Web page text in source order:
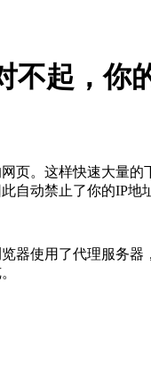
不起，你
页。这样快速大量
自动禁止了你的IP
器使用了代理服务